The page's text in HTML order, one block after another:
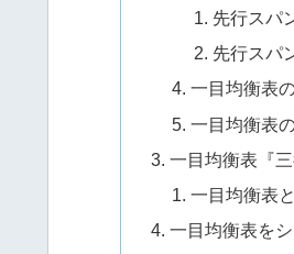
先行スパ
先行スパ
一目均衡表
一目均衡表
一目均衡表『
一目均衡表
一目均衡表を